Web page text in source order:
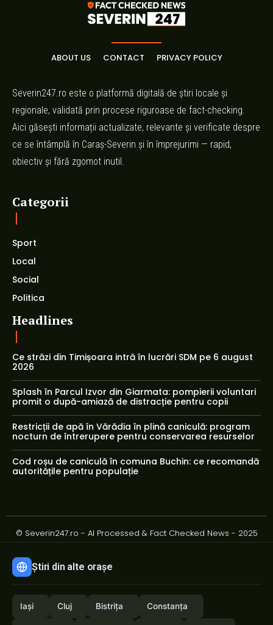
ABOUT US CONTACT PRIVACY POLICY
Severin247.ro este o platformă digitală de știri locale și
regionale, validată prin procese riguroase de fact-checking.
Aici găsești informații actualizate, relevante și verificate despre
ce se întâmplă în Caraș-Severin și în împrejurimi — rapid,
obiectiv și fără zgomot inutil.
Categorii
Sport
Local
Social
Politica
Headlines
Ce străzi din Timișoara intră în lucrări SDM pe 6 august
2026
Splash în Parcul Izvor din Giarmata: pompierii voluntari
promit o după-amiază de distracție pentru copii
Restricții de apă în Vărădia în plină caniculă: program
nocturn de întrerupere pentru conservarea resurselor
Cod roșu de caniculă în comuna Buchin: ce recomandă
autoritățile pentru populație
© Severin247.ro - AI Processed & Fact Checked News - 2025
Știri din alte orașe
Iași Cluj Bistrița Constanța